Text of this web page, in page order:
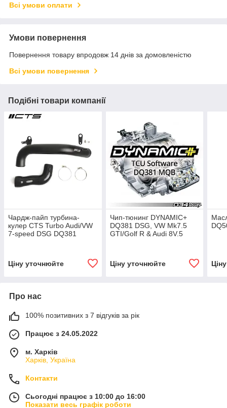
Всі умови оплати
Умови повернення
Повернення товару впродовж 14 днів за домовленістю
Всі умови повернення
Подібні товари компанії
Чардж-пайп турбина-
кулер CTS Turbo Audi/VW
7-speed DSG DQ381
Ціну уточнюйте
Чип-тюнинг DYNAMIC+
DQ381 DSG, VW Mk7.5
GTI/Golf R & Audi 8V.5
Ціну уточнюйте
Про нас
100% позитивних з 7 відгуків за рік
Працює з 24.05.2022
м. Харків
Харків, Україна
Контакти
Сьогодні працює з 10:00 до 16:00
Показати весь графік роботи